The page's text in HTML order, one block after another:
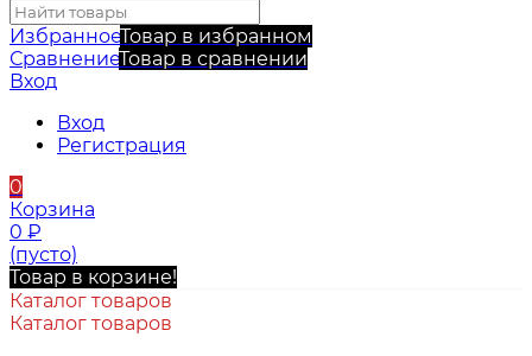
ИзбранноеТовар в избранном
СравнениеТовар в сравнении
Вход
Вход
Регистрация
0
Корзина
0 ₽
(пусто)
Товар в корзине!
Каталог товаров
Каталог товаров